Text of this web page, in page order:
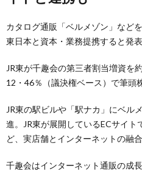
カタログ通販「ベルメゾン」など
東日本と資本・業務提携すると発表
JR東が千趣会の第三者割当増資を
12・46％（議決権ベース）で筆頭
JR東の駅ビルや「駅ナカ」にベル
進。JR東が展開しているECサイ
ど、実店舗とインターネットの融
千趣会はインターネット通販の成